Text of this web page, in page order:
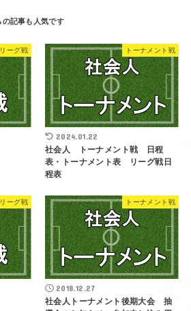
リーグ戦 トーナメント戦
2024.01.22
社会人 トーナメント戦 日程
表・トーナメント表 リーグ戦日
程表
リーグ戦 トーナメント戦
2018.12.27
社会人トーナメント後期大会 抽